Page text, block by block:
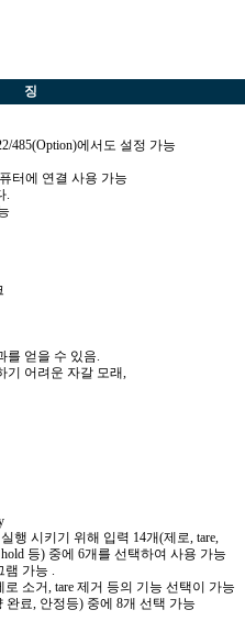
징
485(Option)에서도 설정 가능
터에 연결 사용 가능
.
를 얻을 수 있음.
기 어려운 자갈 모래,
행 시키기 위해 입력 14개(제로, tare,
등) 중에 6개를 선택하여 사용 가능
램 가능 .
소거, tare 제거 등의 기능 선택이 가능
완료, 안정등) 중에 8개 선택 가능